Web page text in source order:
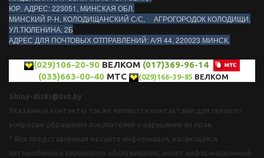
ЮР. АДРЕС: 223051, МИНСКАЯ ОБЛ.
МИНСКИЙ Р-Н, КОЛОДИЩАНСКИЙ С/С, АГРОГОРОДОК КОЛОДИЩИ,
УЛ.ТЮЛЕНИНА, 2Б
АДРЕС ДЛЯ ПОЧТОВЫХ ОТПРАВЛЕНИЙ: А/Я 44, 220023 МИНСК.
(029)106-20-90 ВЕЛКОМ (017)369-96-14
(033)663-00-40МТС (029)166-39-85 ВЕЛКОМ
Shiny-diski@tut.by
Указанные контакты также являются контактами для связи по
вопросам обращения покупателей о нарушении их прав.
* Вся представленная на сайте информация, касающаяся
автомобилей и сервисного обслуживания, носит информационный